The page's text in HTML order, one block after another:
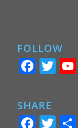
FOLLOW
SHARE